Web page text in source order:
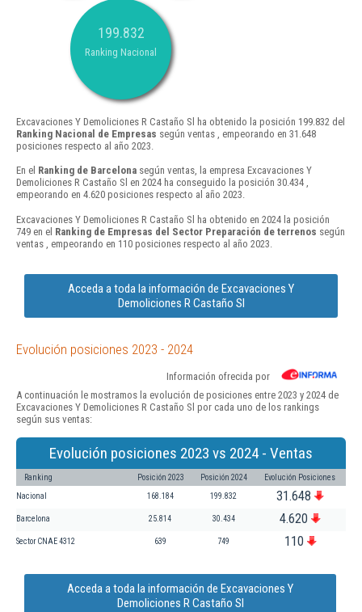
199.832
Ranking Nacional
Excavaciones Y Demoliciones R Castaño Sl ha obtenido la posición 199.832 del
Ranking Nacional de Empresas según ventas , empeorando en 31.648
posiciones respecto al año 2023.
En el Ranking de Barcelona según ventas, la empresa Excavaciones Y
Demoliciones R Castaño Sl en 2024 ha conseguido la posición 30.434 ,
empeorando en 4.620 posiciones respecto al año 2023.
Excavaciones Y Demoliciones R Castaño Sl ha obtenido en 2024 la posición
749 en el Ranking de Empresas del Sector Preparación de terrenos según
ventas , empeorando en 110 posiciones respecto al año 2023.
Acceda a toda la información de Excavaciones Y
Demoliciones R Castaño Sl
Evolución posiciones 2023 - 2024
Información ofrecida por
A continuación le mostramos la evolución de posiciones entre 2023 y 2024 de
Excavaciones Y Demoliciones R Castaño Sl por cada uno de los rankings
según sus ventas:
Evolución posiciones 2023 vs 2024 - Ventas
Ranking Posición 2023 Posición 2024 Evolución Posiciones
Nacional 168.184 199.832 31.648
Barcelona 25.814 30.434 4.620
Sector CNAE 4312 639 749 110
Acceda a toda la información de Excavaciones Y
Demoliciones R Castaño Sl